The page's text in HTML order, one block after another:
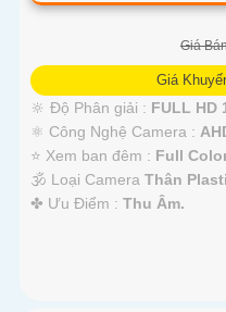
Giá
Giá
🔆 Độ Phân giải : FULL HD
⚛️ Công Nghệ Camera :
⭐ Xem ban đêm : Full
🕉️ Loại Camera Thân
️✤ Ưu Điểm : Thu Âm.